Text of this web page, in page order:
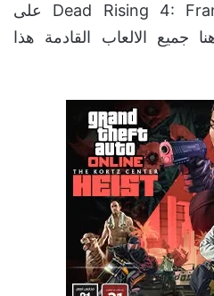
لعبة Dead Rising 4: Frank’s Big Package على
و اليكم هنا جميع الالعاب القادمة هذا